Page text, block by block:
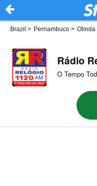
Brazil > Pernambuco > Olinda
Rádio
O Tempo